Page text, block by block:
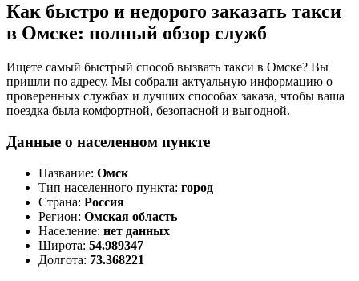
Как быстро и недорого заказать такси
в Омске: полный обзор служб
Ищете самый быстрый способ вызвать такси в Омске? Вы
пришли по адресу. Мы собрали актуальную информацию о
проверенных службах и лучших способах заказа, чтобы ваша
поездка была комфортной, безопасной и выгодной.
Данные о населенном пункте
Название: Омск
Тип населенного пункта: город
Страна: Россия
Регион: Омская область
Население: нет данных
Широта: 54.989347
Долгота: 73.368221